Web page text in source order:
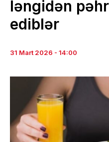
ləngidən
ediblər
31 Mart 2026 - 14:00